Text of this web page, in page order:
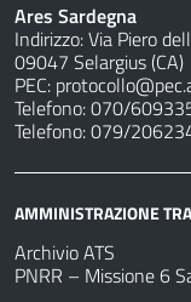
Ares Sardegna
Indirizzo: Via Piero
09047 Selargius (CA)
PEC:
Telefono: 070/
Telefono: 079/
AMMINISTRAZIONE
Archivio ATS
PNRR – Missione 6